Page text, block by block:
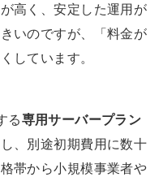
高く、安定した運用が
いのですが、「料金が
しています。
る専用サーバープラン
、別途初期費用に数十
帯から小規模事業者や